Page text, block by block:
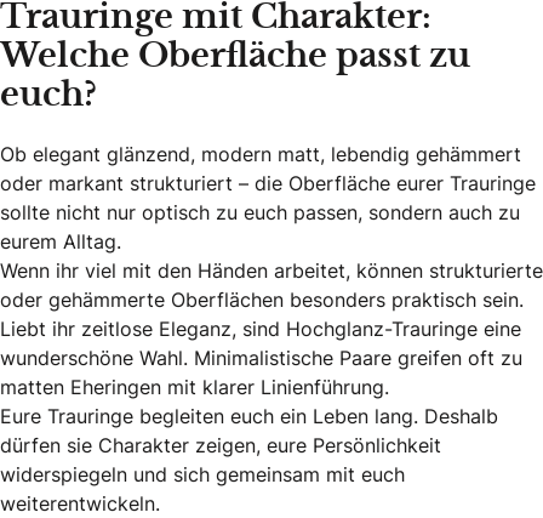
Trauringe mit Charakter:
Welche Oberfläche passt zu
euch?
Ob elegant glänzend, modern matt, lebendig gehämmert
oder markant strukturiert – die Oberfläche eurer Trauringe
sollte nicht nur optisch zu euch passen, sondern auch zu
eurem Alltag.
Wenn ihr viel mit den Händen arbeitet, können strukturierte
oder gehämmerte Oberflächen besonders praktisch sein.
Liebt ihr zeitlose Eleganz, sind Hochglanz-Trauringe eine
wunderschöne Wahl. Minimalistische Paare greifen oft zu
matten Eheringen mit klarer Linienführung.
Eure Trauringe begleiten euch ein Leben lang. Deshalb
dürfen sie Charakter zeigen, eure Persönlichkeit
widerspiegeln und sich gemeinsam mit euch
weiterentwickeln.